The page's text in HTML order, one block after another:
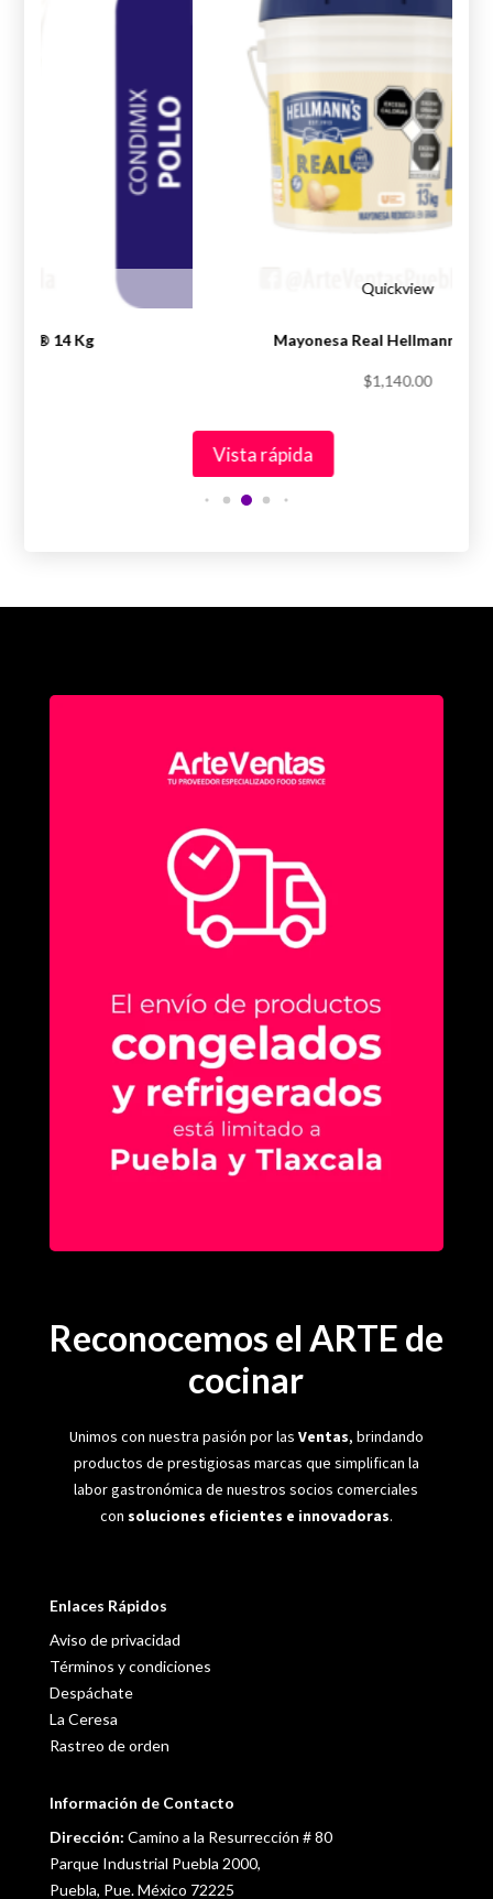
14 Kg
Quickview
Mayonesa Real Hellmann’s®
$1,140.00
Vista rápida
Reconocemos el ARTE de
cocinar
Unimos con nuestra pasión por las Ventas, brindando
productos de prestigiosas marcas que simplifican la
labor gastronómica de nuestros socios comerciales
con soluciones eficientes e innovadoras.
Enlaces Rápidos
Aviso de privacidad
Términos y condiciones
Despáchate
La Ceresa
Rastreo de orden
Información de Contacto
Dirección: Camino a la Resurrección # 80
Parque Industrial Puebla 2000,
Puebla, Pue. México 72225